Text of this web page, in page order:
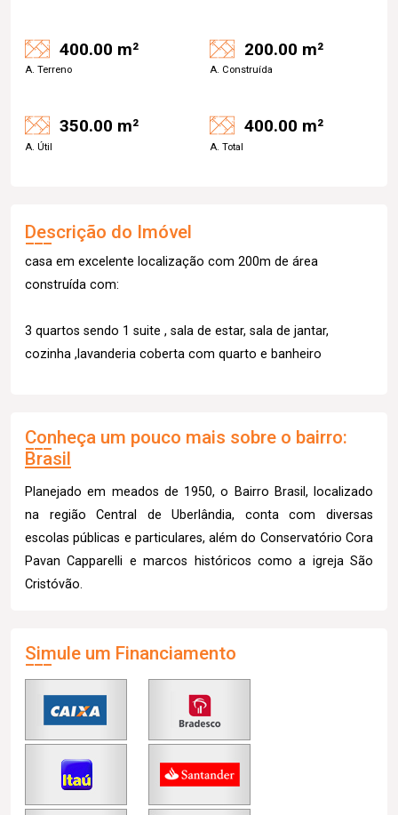
400.00 m²
A. Terreno
200.00 m²
A. Construída
350.00 m²
A. Útil
400.00 m²
A. Total
Descrição do Imóvel
casa em excelente localização com 200m de área
construída com:
3 quartos sendo 1 suite , sala de estar, sala de jantar,
cozinha ,lavanderia coberta com quarto e banheiro
Conheça um pouco mais sobre o bairro:
Brasil
Planejado em meados de 1950, o Bairro Brasil, localizado
na região Central de Uberlândia, conta com diversas
escolas públicas e particulares, além do Conservatório Cora
Pavan Capparelli e marcos históricos como a igreja São
Cristóvão.
Simule um Financiamento